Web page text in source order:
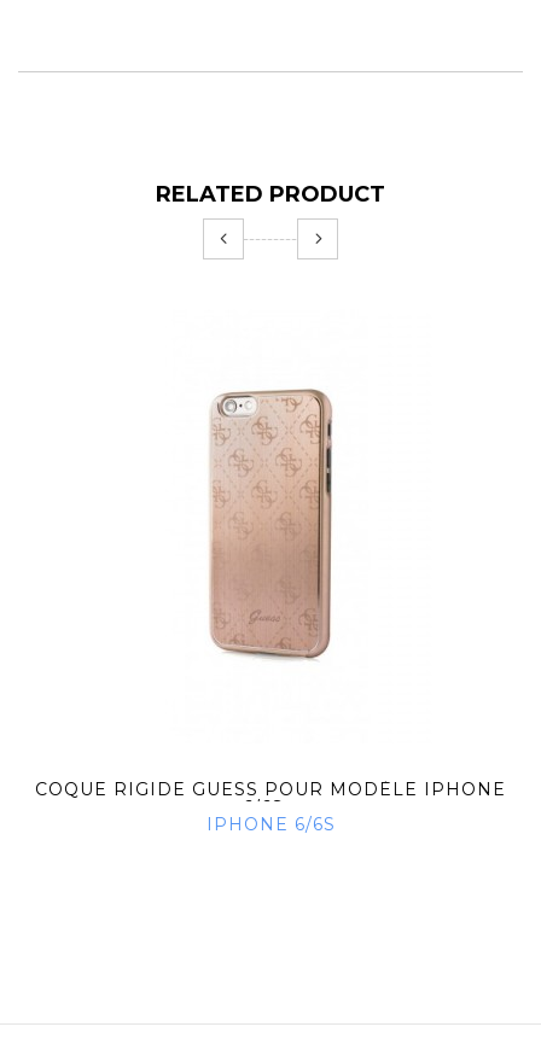
RELATED PRODUCT
COQUE RIGIDE GUESS POUR MODÈLE IPHONE
6/6S...
IPHONE 6/6S